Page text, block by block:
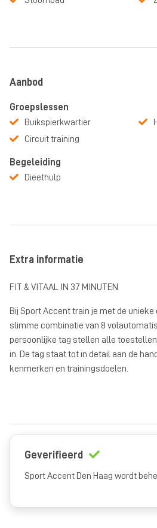
Aanbod
Groepslessen
Buikspierkwartier
Circuit training
Begeleiding
Dieethulp
Extra informatie
FIT & VITAAL IN 37 MINUTEN
Bij Sport Accent train je met de unieke
slimme combinatie van 8
persoonlijke tag stellen alle
in. De tag staat tot in detail aan de
kenmerken en trainingsdoelen.
Geverifieerd
Sport Accent Den Haag wordt